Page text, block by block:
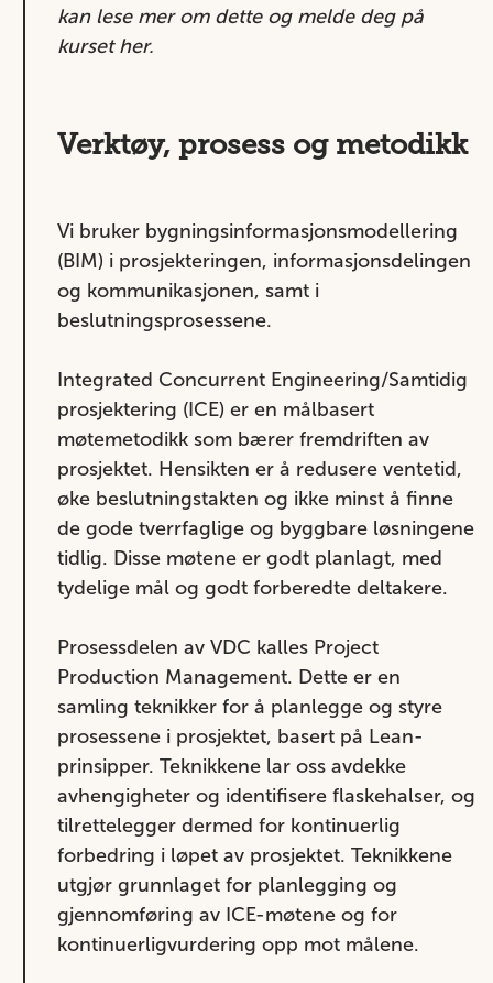
kan lese mer om dette og melde deg på
kursether.
Verktøy, prosess og metodikk
Vi bruker bygningsinformasjonsmodellering
(BIM) i prosjekteringen, informasjonsdelingen
og kommunikasjonen, samt i
beslutningsprosessene.
Integrated Concurrent Engineering/Samtidig
prosjektering (ICE) er en målbasert
møtemetodikk som bærer fremdriften av
prosjektet. Hensikten er å redusere ventetid,
øke beslutningstakten og ikke minst å finne
de gode tverrfaglige og byggbare løsningene
tidlig. Disse møtene er godt planlagt, med
tydelige mål og godt forberedte deltakere.
Prosessdelen av VDC kalles Project
Production Management. Dette er en
samling teknikker for å planlegge og styre
prosessene i prosjektet, basert på Lean-
prinsipper. Teknikkene lar oss avdekke
avhengigheter og identifisere flaskehalser, og
tilrettelegger dermed for kontinuerlig
forbedring i løpet av prosjektet. Teknikkene
utgjør grunnlaget for planlegging og
gjennomføring av ICE-møtene og for
kontinuerligvurdering opp mot målene.